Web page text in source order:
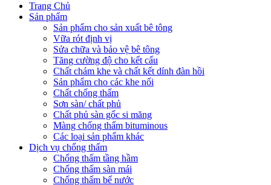
Trang Chủ
Sản phẩm
Sản phẩm cho sản xuất bê tông
Vữa rót định vị
Sửa chữa và bảo vệ bê tông
Tăng cường độ cho kết cấu
Chất chám khe và chất kết dính đàn hồi
Sản phẩm cho các khe nối
Chất chống thấm
Sơn sàn/ chất phủ
Chất phủ sàn gốc si măng
Màng chống thấm bituminous
Các loại sản phẩm khác
Dịch vụ chống thấm
Chống thấm tầng hầm
Chống thấm sàn mái
Chống thấm bể nước